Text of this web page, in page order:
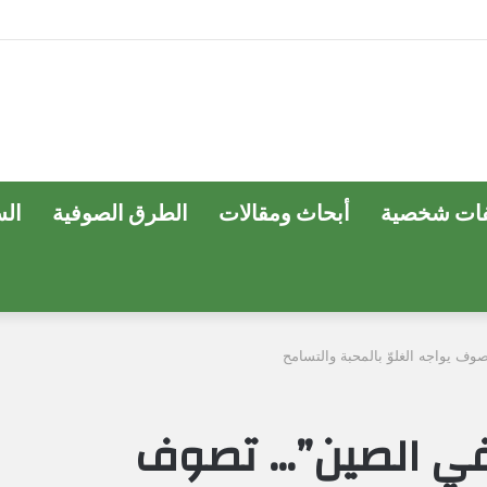
شخصية أبحاث ومقالات الطرق الصوفية
يواجه الغلوّ بالمحبة والتسامح
في الصين”… تصوف